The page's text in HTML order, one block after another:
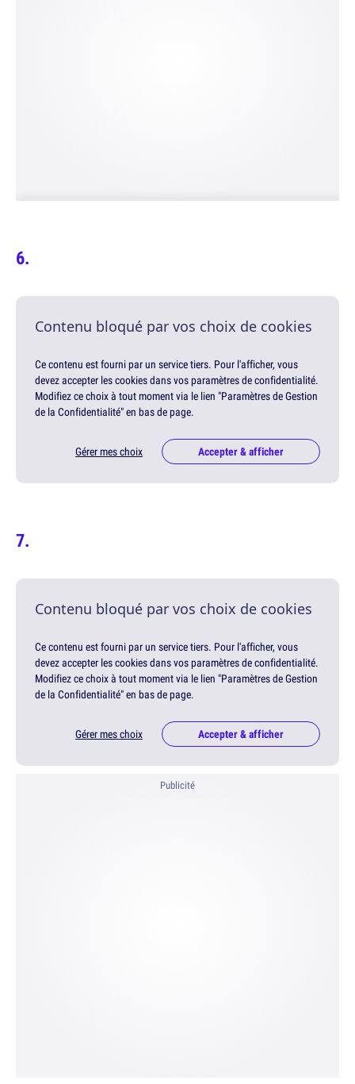
Contenu bloqué par vos choix de cookies
Ce contenu est fourni par un service tiers. Pour l'afficher, vous
devez accepter les cookies dans vos paramètres de confidentialité.
Modifiez ce choix à tout moment via le lien "Paramètres de Gestion
de la Confidentialité" en bas de page.
Gérer mes choix Accepter & afficher
Contenu bloqué par vos choix de cookies
Ce contenu est fourni par un service tiers. Pour l'afficher, vous
devez accepter les cookies dans vos paramètres de confidentialité.
Modifiez ce choix à tout moment via le lien "Paramètres de Gestion
de la Confidentialité" en bas de page.
Gérer mes choix Accepter & afficher
Publicité